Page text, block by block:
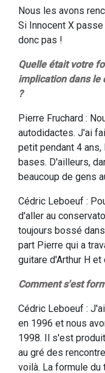
Nous les avons
Si Innocent X
donc pas !
Quelle était votre
implication dans le
?
Pierre Fruchard :
autodidactes. J'ai
petit pendant 4
bases. D'ailleurs,
beaucoup de gens
Cédric Leboeuf :
d'aller au
toujours bossé
part Pierre qui a
guitare d'Arthur H
Comment s'est
Cédric Leboeuf :
en 1996 et nous
1998. Il s'est
au gré des
voilà. La formule du